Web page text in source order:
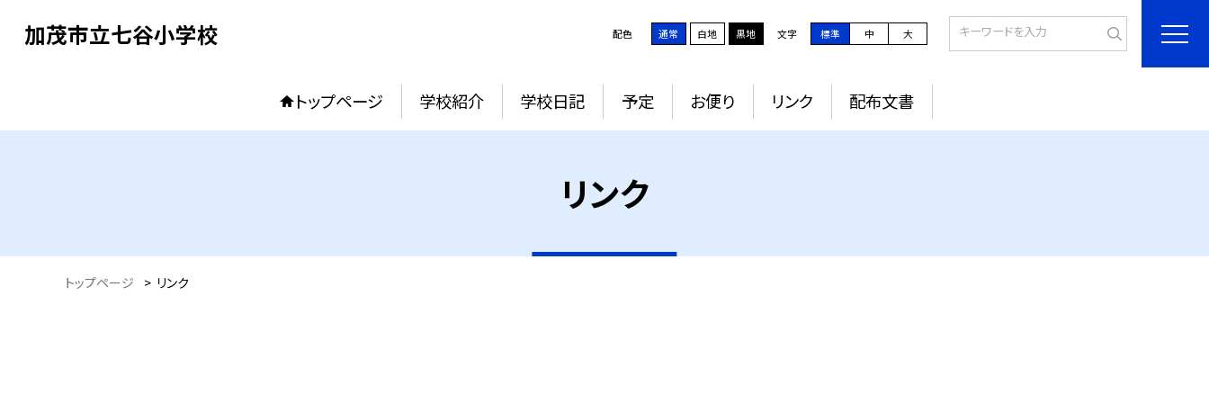
加茂市立七谷小学校 配色 通常 白地 黒地 文字 標準 中 大
トップページ 学校紹介 学校日記 予定 お便り リンク 配布文書
リンク
トップページ > リンク